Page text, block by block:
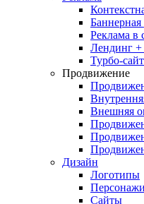
Баннерная
Реклама в
Лендинг
Турбо-
Продвижение
Внешняя
Дизайн
Логотипы
Персонажи
Сайты